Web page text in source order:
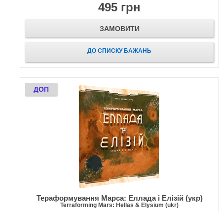
495 грн
ЗАМОВИТИ
ДО СПИСКУ БАЖАНЬ
ДОП
Тераформування Марса: Еллада і Елізій (укр)
Terraforming Mars: Hellas & Elysium (ukr)